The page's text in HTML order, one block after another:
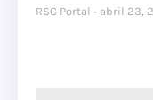
RSC Portal abril 23,